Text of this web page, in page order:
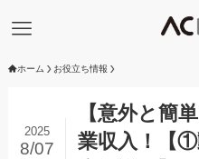
ホーム お役立ち情報
【意外と簡
業収入！【①
2025
8/07